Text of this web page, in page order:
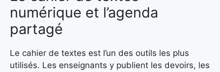
numérique et l’agenda
partagé
Le cahier de textes est l’un des outils les plus
utilisés. Les enseignants y publient les devoirs, les